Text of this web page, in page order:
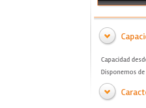
Capacidad
Disponemos